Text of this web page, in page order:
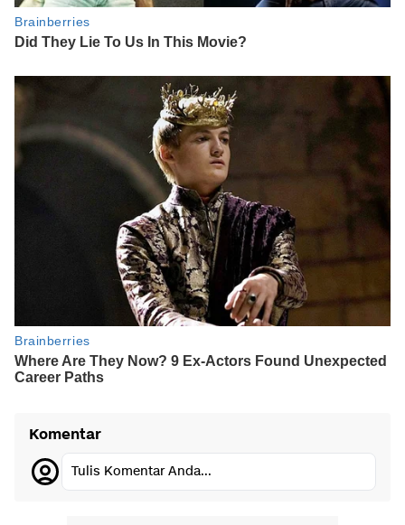
Komentar
Tulis Komentar Anda...